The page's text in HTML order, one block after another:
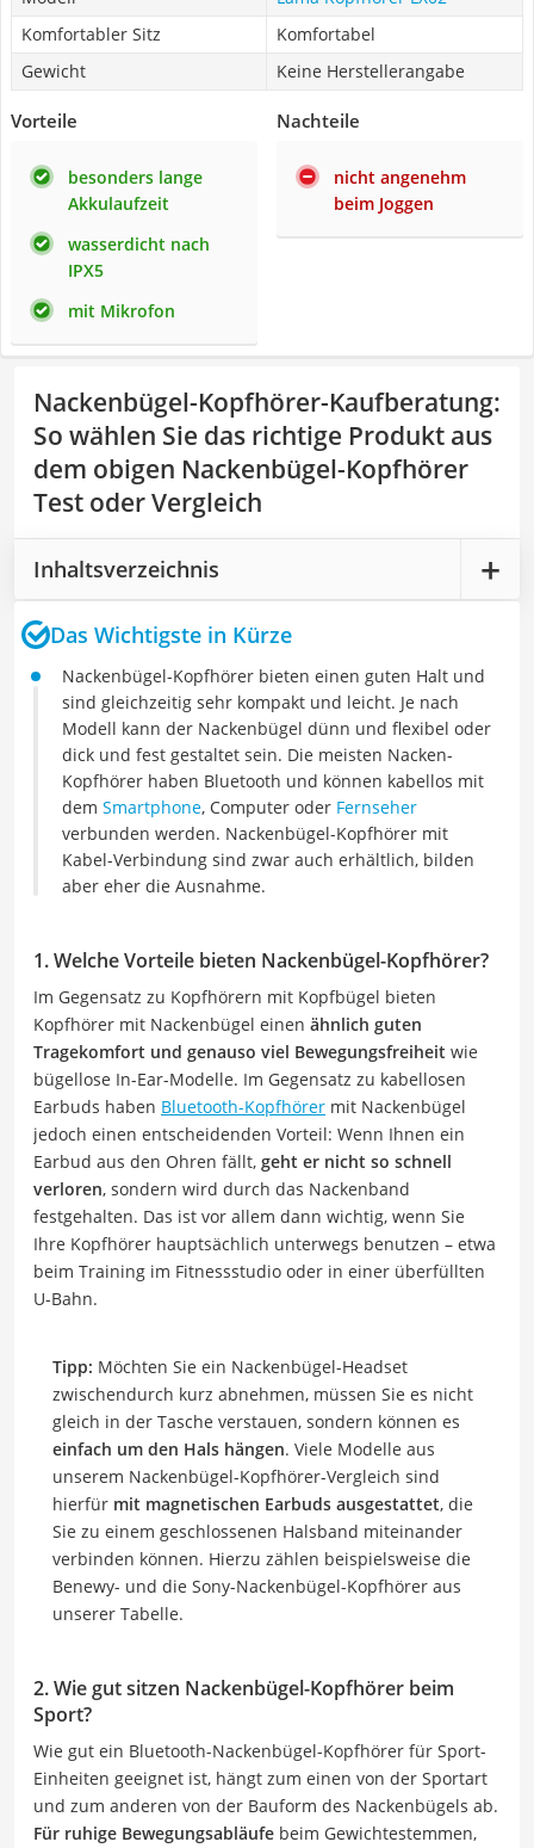
Komfortabler Sitz
Komfortabel
Gewicht
Keine Herstellerangabe
Vorteile
besonders lange
Akkulaufzeit
wasserdicht nach
IPX5
mit Mikrofon
Nachteile
nicht angenehm
beim Joggen
Nackenbügel-Kopfhörer-Kaufberatung:
So wählen Sie das richtige Produkt aus
dem obigen Nackenbügel-Kopfhörer
Test oder Vergleich
Inhaltsverzeichnis
Das Wichtigste in Kürze
Nackenbügel-Kopfhörer bieten einen guten Halt und
sind gleichzeitig sehr kompakt und leicht. Je nach
Modell kann der Nackenbügel dünn und flexibel oder
dick und fest gestaltet sein. Die meisten Nacken-
Kopfhörer haben Bluetooth und können kabellos mit
dem Smartphone, Computer oder Fernseher
verbunden werden. Nackenbügel-Kopfhörer mit
Kabel-Verbindung sind zwar auch erhältlich, bilden
aber eher die Ausnahme.
1. Welche Vorteile bieten Nackenbügel-Kopfhörer?
Im Gegensatz zu Kopfhörern mit Kopfbügel bieten
Kopfhörer mit Nackenbügel einen ähnlich guten
Tragekomfort und genauso viel Bewegungsfreiheit wie
bügellose In-Ear-Modelle. Im Gegensatz zu kabellosen
Earbuds haben Bluetooth-Kopfhörer mit Nackenbügel
jedoch einen entscheidenden Vorteil: Wenn Ihnen ein
Earbud aus den Ohren fällt, geht er nicht so schnell
verloren, sondern wird durch das Nackenband
festgehalten. Das ist vor allem dann wichtig, wenn Sie
Ihre Kopfhörer hauptsächlich unterwegs benutzen – etwa
beim Training im Fitnessstudio oder in einer überfüllten
U-Bahn.
Tipp: Möchten Sie ein Nackenbügel-Headset
zwischendurch kurz abnehmen, müssen Sie es nicht
gleich in der Tasche verstauen, sondern können es
einfach um den Hals hängen. Viele Modelle aus
unserem Nackenbügel-Kopfhörer-Vergleich sind
hierfür mit magnetischen Earbuds ausgestattet, die
Sie zu einem geschlossenen Halsband miteinander
verbinden können. Hierzu zählen beispielsweise die
Benewy- und die Sony-Nackenbügel-Kopfhörer aus
unserer Tabelle.
2. Wie gut sitzen Nackenbügel-Kopfhörer beim
Sport?
Wie gut ein Bluetooth-Nackenbügel-Kopfhörer für Sport-
Einheiten geeignet ist, hängt zum einen von der Sportart
und zum anderen von der Bauform des Nackenbügels ab.
Für ruhige Bewegungsabläufe beim Gewichtestemmen,